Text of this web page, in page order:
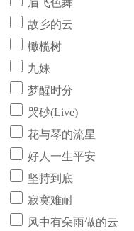
眉飞色舞
故乡的云
橄榄树
九妹
梦醒时分
哭砂(Live)
花与琴的流星
好人一生平安
坚持到底
寂寞难耐
风中有朵雨做的云